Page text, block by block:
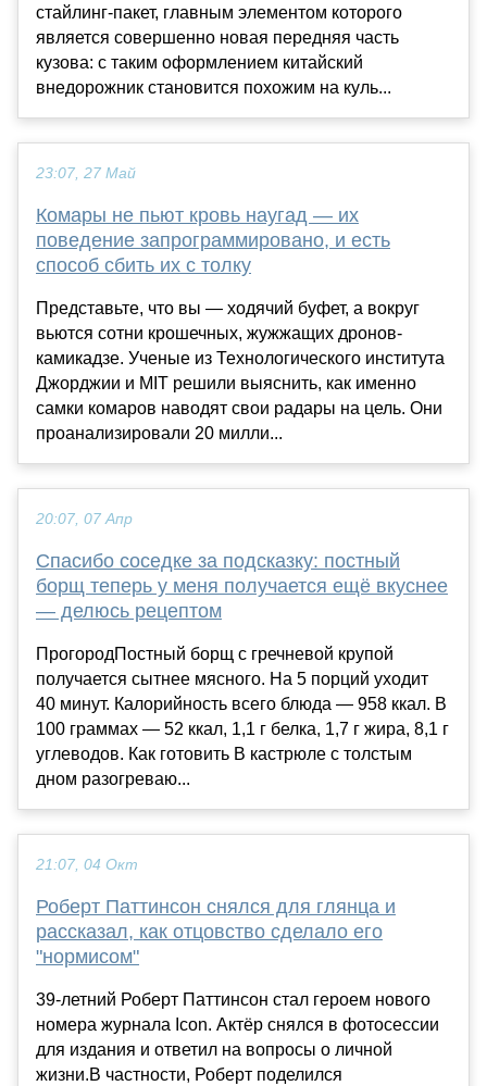
стайлинг-пакет, главным элементом которого
является совершенно новая передняя часть
кузова: с таким оформлением китайский
внедорожник становится похожим на куль...
23:07, 27 Май
Комары не пьют кровь наугад — их
поведение запрограммировано, и есть
способ сбить их с толку
Представьте, что вы — ходячий буфет, а вокруг
вьются сотни крошечных, жужжащих дронов-
камикадзе. Ученые из Технологического института
Джорджии и MIT решили выяснить, как именно
самки комаров наводят свои радары на цель. Они
проанализировали 20 милли...
20:07, 07 Апр
Спасибо соседке за подсказку: постный
борщ теперь у меня получается ещё вкуснее
— делюсь рецептом
ПрогородПостный борщ с гречневой крупой
получается сытнее мясного. На 5 порций уходит
40 минут. Калорийность всего блюда — 958 ккал. В
100 граммах — 52 ккал, 1,1 г белка, 1,7 г жира, 8,1 г
углеводов. Как готовить В кастрюле с толстым
дном разогреваю...
21:07, 04 Окт
Роберт Паттинсон снялся для глянца и
рассказал, как отцовство сделало его
"нормисом"
39-летний Роберт Паттинсон стал героем нового
номера журнала Icon. Актёр снялся в фотосессии
для издания и ответил на вопросы о личной
жизни.В частности, Роберт поделился